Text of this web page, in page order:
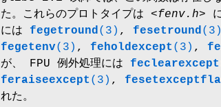
た。これらのプロトタイプは <fenv.h>
には fegetround(3) , fesetround(3)
fegetenv(3) , feholdexcept (3) ,
が、 FPU 例外処理には feclearexcept
feraiseexcept (3) ,
れた。